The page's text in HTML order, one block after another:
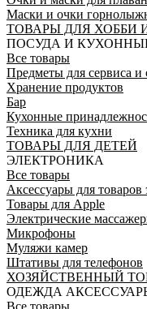
Маски и очки
ТОВАРЫ ДЛЯ ХОББИ
ПОСУДА И
Все товары
Предметы для сервиса и
Хранение продуктов
Бар
Кухонные
Техника для кухни
ТОВАРЫ ДЛЯ ДЕТЕЙ
ЭЛЕКТРОНИКА
Все товары
Аксессуары для товаров
Товары для Apple
Электрические
Микрофоны
Муляжи камер
Штативы для телефонов
ХОЗЯЙСТВЕННЫЙ
ОДЕЖДА
Все товары